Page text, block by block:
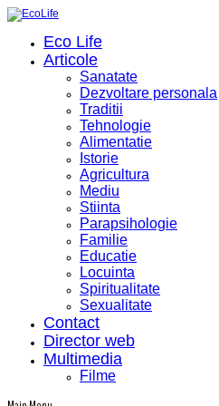
Eco Life
Articole
Sanatate
Dezvoltare personala
Traditii
Tehnologie
Alimentatie
Istorie
Agricultura
Mediu
Stiinta
Parapsihologie
Familie
Educatie
Locuinta
Spiritualitate
Sexualitate
Contact
Director web
Multimedia
Filme